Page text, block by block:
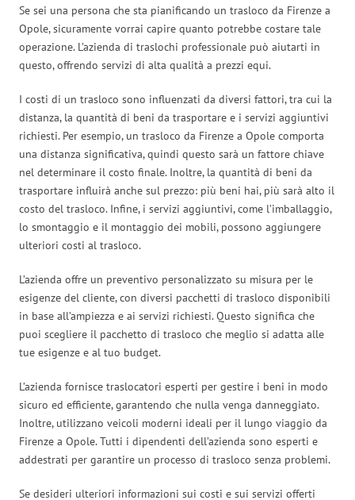
Se sei una persona che sta pianificando un trasloco da Firenze a
Opole, sicuramente vorrai capire quanto potrebbe costare tale
operazione. L’azienda di traslochi professionale può aiutarti in
questo, offrendo servizi di alta qualità a prezzi equi.
I costi di un trasloco sono influenzati da diversi fattori, tra cui la
distanza, la quantità di beni da trasportare e i servizi aggiuntivi
richiesti. Per esempio, un trasloco da Firenze a Opole comporta
una distanza significativa, quindi questo sarà un fattore chiave
nel determinare il costo finale. Inoltre, la quantità di beni da
trasportare influirà anche sul prezzo: più beni hai, più sarà alto il
costo del trasloco. Infine, i servizi aggiuntivi, come l’imballaggio,
lo smontaggio e il montaggio dei mobili, possono aggiungere
ulteriori costi al trasloco.
L’azienda offre un preventivo personalizzato su misura per le
esigenze del cliente, con diversi pacchetti di trasloco disponibili
in base all’ampiezza e ai servizi richiesti. Questo significa che
puoi scegliere il pacchetto di trasloco che meglio si adatta alle
tue esigenze e al tuo budget.
L’azienda fornisce traslocatori esperti per gestire i beni in modo
sicuro ed efficiente, garantendo che nulla venga danneggiato.
Inoltre, utilizzano veicoli moderni ideali per il lungo viaggio da
Firenze a Opole. Tutti i dipendenti dell’azienda sono esperti e
addestrati per garantire un processo di trasloco senza problemi.
Se desideri ulteriori informazioni sui costi e sui servizi offerti